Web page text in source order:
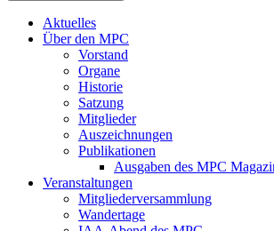
Aktuelles
Über den MPC
Vorstand
Organe
Historie
Satzung
Mitglieder
Auszeichnungen
Publikationen
Ausgaben des MPC
Veranstaltungen
Mitgliederversammlung
Wandertage